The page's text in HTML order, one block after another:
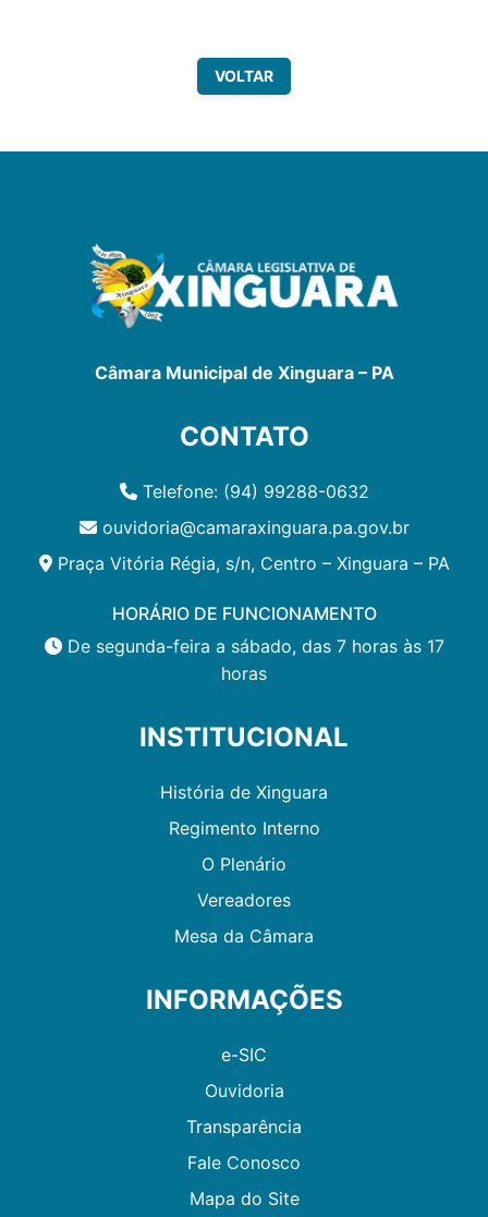
VOLTAR
Câmara Municipal de Xinguara – PA
CONTATO
Telefone: (94) 99288-0632
ouvidoria@camaraxinguara.pa.gov.br
Praça Vitória Régia, s/n, Centro – Xinguara – PA
HORÁRIO DE FUNCIONAMENTO
De segunda-feira a sábado, das 7 horas às 17
horas
INSTITUCIONAL
História de Xinguara
Regimento Interno
O Plenário
Vereadores
Mesa da Câmara
INFORMAÇÕES
e-SIC
Ouvidoria
Transparência
Fale Conosco
Mapa do Site